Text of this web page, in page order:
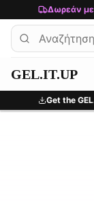
Μετάβαση στο
Δωρεάν
GEL.IT.UP
Get the